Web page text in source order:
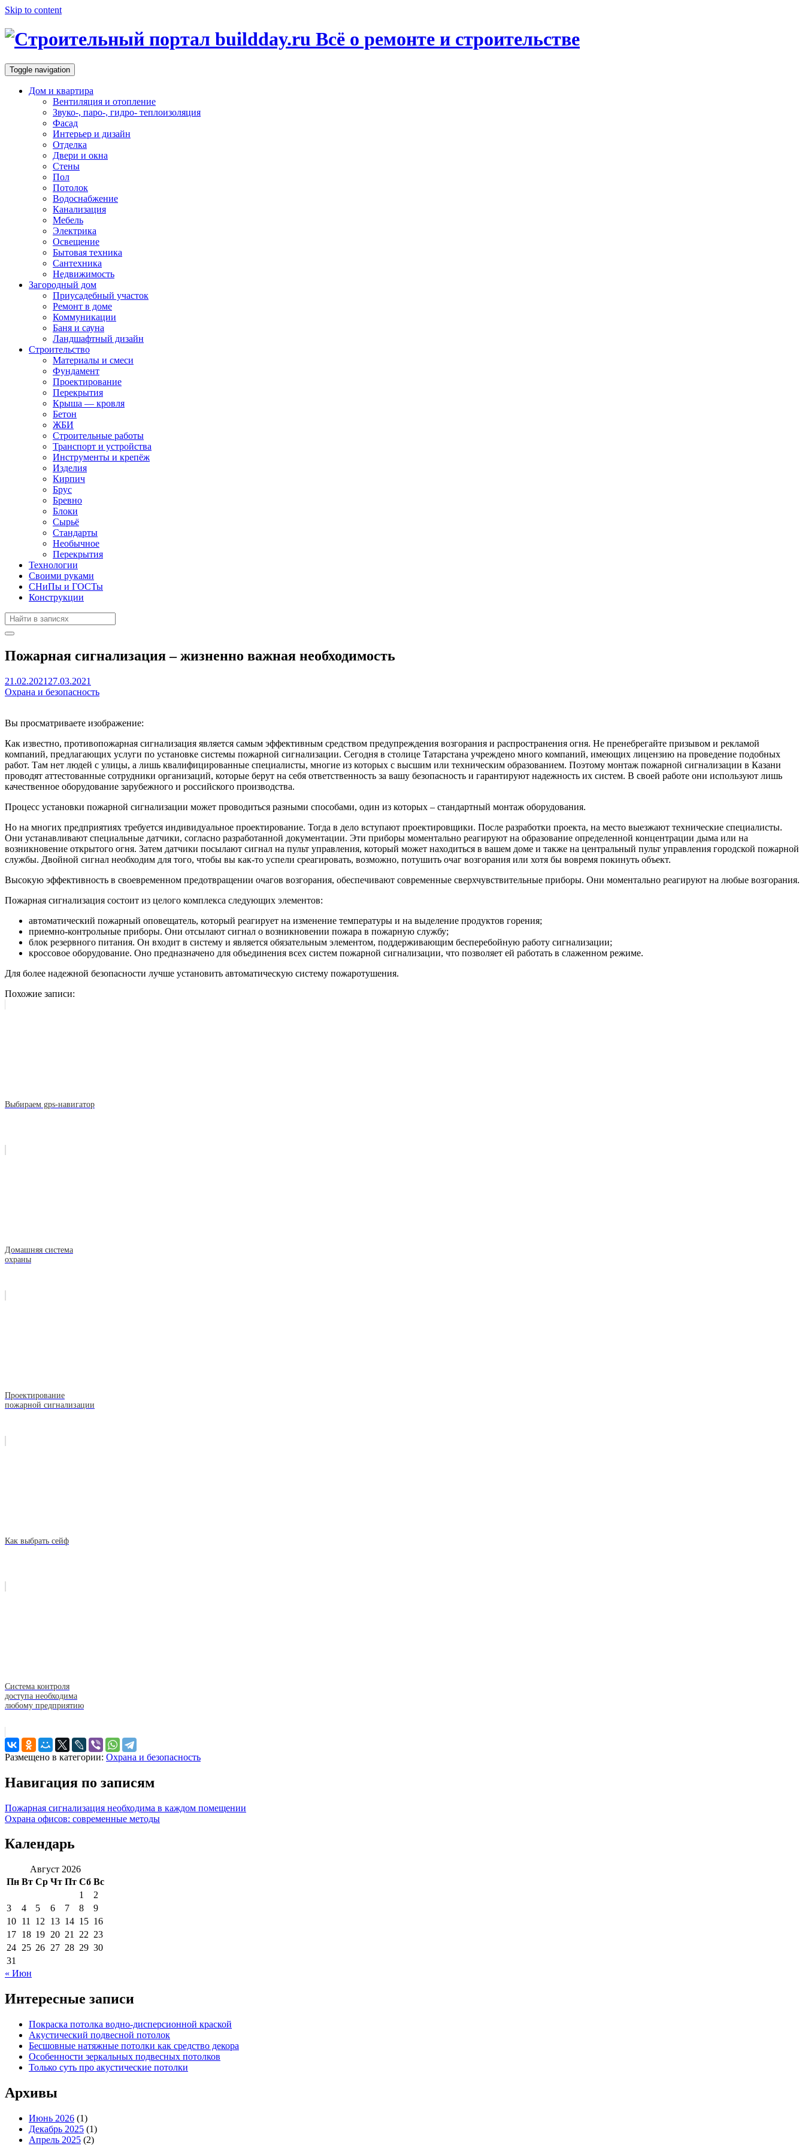
Skip to content
Toggle navigation
Дом и квартира
Вентиляция и отопление
Звуко-, паро-, гидро- теплоизоляция
Фасад
Интерьер и дизайн
Отделка
Двери и окна
Стены
Пол
Потолок
Водоснабжение
Канализация
Мебель
Электрика
Освещение
Бытовая техника
Сантехника
Недвижимость
Загородный дом
Приусадебный участок
Ремонт в доме
Коммуникации
Баня и сауна
Ландшафтный дизайн
Строительство
Материалы и смеси
Фундамент
Проектирование
Перекрытия
Крыша — кровля
Бетон
ЖБИ
Строительные работы
Транспорт и устройства
Инструменты и крепёж
Изделия
Кирпич
Брус
Бревно
Блоки
Сырьё
Стандарты
Необычное
Перекрытия
Технологии
Своими руками
СНиПы и ГОСТы
Конструкции
Пожарная сигнализация – жизненно важная необходимость
21.02.2021 27.03.2021
Охрана и безопасность
Вы просматриваете изображение:
Как известно, противопожарная сигнализация является самым эффективным средством предупреждения возгорания и распространения огня. Не пренебрегайте призывом и рекламой
компаний, предлагающих услуги по установке системы пожарной сигнализации. Сегодня в столице Татарстана учреждено много компаний, имеющих лицензию на проведение подобных
работ. Там нет людей с улицы, а лишь квалифицированные специалисты, многие из которых с высшим или техническим образованием. Поэтому монтаж пожарной сигнализации в Казани
проводят аттестованные сотрудники организаций, которые берут на себя ответственность за вашу безопасность и гарантируют надежность их систем. В своей работе они используют лишь
качественное оборудование зарубежного и российского производства.
Процесс установки пожарной сигнализации может проводиться разными способами, один из которых – стандартный монтаж оборудования.
Но на многих предприятиях требуется индивидуальное проектирование. Тогда в дело вступают проектировщики. После разработки проекта, на место выезжают технические специалисты.
Они устанавливают специальные датчики, согласно разработанной документации. Эти приборы моментально реагируют на образование определенной концентрации дыма или на
возникновение открытого огня. Затем датчики посылают сигнал на пульт управления, который может находиться в вашем доме и также на центральный пульт управления городской пожарной
службы. Двойной сигнал необходим для того, чтобы вы как-то успели среагировать, возможно, потушить очаг возгорания или хотя бы вовремя покинуть объект.
Высокую эффективность в своевременном предотвращении очагов возгорания, обеспечивают современные сверхчувствительные приборы. Они моментально реагируют на любые возгорания.
Пожарная сигнализация состоит из целого комплекса следующих элементов:
автоматический пожарный оповещатель, который реагирует на изменение температуры и на выделение продуктов горения;
приемно-контрольные приборы. Они отсылают сигнал о возникновении пожара в пожарную службу;
блок резервного питания. Он входит в систему и является обязательным элементом, поддерживающим бесперебойную работу сигнализации;
кроссовое оборудование. Оно предназначено для объединения всех систем пожарной сигнализации, что позволяет ей работать в слаженном режиме.
Для более надежной безопасности лучше установить автоматическую систему пожаротушения.
Похожие записи:
Выбираем gps-навигатор
Домашняя система
охраны
Проектирование
пожарной сигнализации
Как выбрать сейф
Система контроля
доступа необходима
любому предприятию
Размещено в категории: Охрана и безопасность
Навигация по записям
Пожарная сигнализация необходима в каждом помещении
Охрана офисов: современные методы
Календарь
Август 2026
Пн Вт Ср Чт Пт Сб Вс
1
2
3
4 5 6 7 8
9
10 11 12 13 14 15 16
17 18 19 20 21 22 23
24 25 26 27 28 29 30
31
« Июн
Интересные записи
Покраска потолка водно-дисперсионной краской
Акустический подвесной потолок
Бесшовные натяжные потолки как средство декора
Особенности зеркальных подвесных потолков
Только суть про акустические потолки
Архивы
Июнь 2026 (1)
Декабрь 2025 (1)
Апрель 2025 (2)